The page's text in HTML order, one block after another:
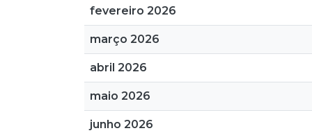
fevereiro 2026
março 2026
abril 2026
maio 2026
junho 2026